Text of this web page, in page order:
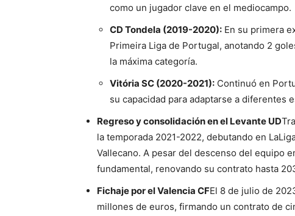
como un jugador clave en el mediocampo.
CD Tondela (2019-2020): En su primera
Primeira Liga de Portugal, anotando 2
la máxima categoría.
Vitória SC (2020-2021): Continuó en
su capacidad para adaptarse a diferentes
Regreso y consolidación en el Levante UD
la temporada 2021-2022, debutando en
Vallecano. A pesar del descenso del equipo
fundamental, renovando su contrato hasta
Fichaje por el Valencia CFEl 8 de julio de
millones de euros, firmando un contrato de